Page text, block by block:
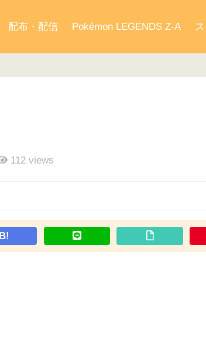
配布・配信 Pokémon LEGENDS Z-A
112 views